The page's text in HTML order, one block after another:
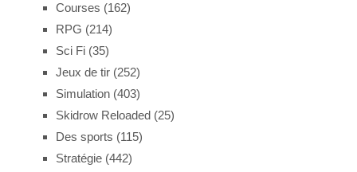
Courses (162)
RPG (214)
Sci Fi(35)
Jeux de tir(252)
Simulation(403)
Skidrow Reloaded (25)
Des sports (115)
Stratégie(442)